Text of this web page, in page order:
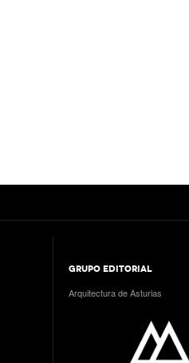
GRUPO EDITORIAL
Arquitectura de Asturias